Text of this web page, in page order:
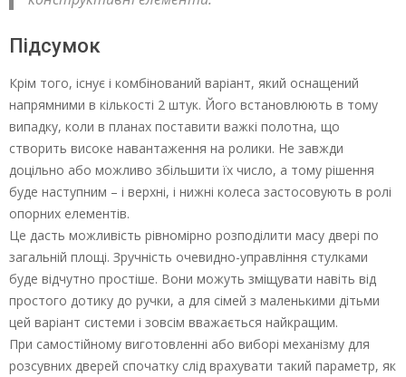
Підсумок
Крім того, існує і комбінований варіант, який оснащений
напрямними в кількості 2 штук. Його встановлюють в тому
випадку, коли в планах поставити важкі полотна, що
створить високе навантаження на ролики. Не завжди
доцільно або можливо збільшити їх число, а тому рішення
буде наступним – і верхні, і нижні колеса застосовують в ролі
опорних елементів.
Це дасть можливість рівномірно розподілити масу двері по
загальній площі. Зручність очевидно-управління стулками
буде відчутно простіше. Вони можуть зміщувати навіть від
простого дотику до ручки, а для сімей з маленькими дітьми
цей варіант системи і зовсім вважається найкращим.
При самостійному виготовленні або виборі механізму для
розсувних дверей спочатку слід врахувати такий параметр, як